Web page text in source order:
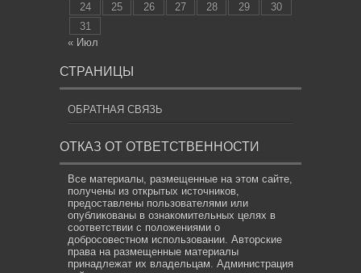
24
25 26 27 28 29
30
31
« Июл
СТРАНИЦЫ
ОБРАТНАЯ СВЯЗЬ
ОТКАЗ ОТ ОТВЕТСТВЕННОСТИ
Все материалы, размещенные на этом сайте,
получены из открытых источников,
предоставлены пользователями или
опубликованы в ознакомительных целях в
соответствии с положениями о
добросовестном использовании. Авторские
права на размещенные материалы
принадлежат их владельцам. Администрация